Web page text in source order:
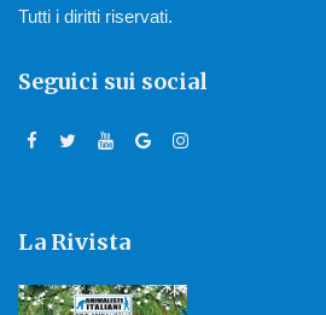
Tutti i diritti riservati.
Seguici sui social
La Rivista